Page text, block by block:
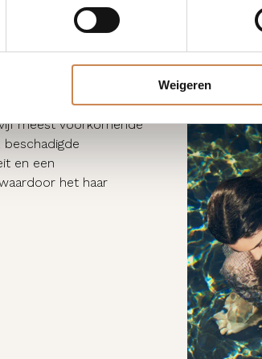
Weigeren
haar te hydrateren en
gebruik. Geformuleerd
terwijl het
meest voorkomende
en een
het haar